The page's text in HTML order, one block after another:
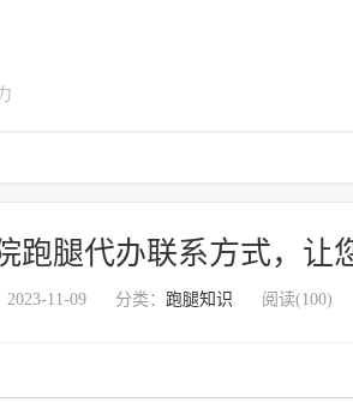
跑腿代办联系方式，让
2023-11-09 分类： 跑腿知识 阅读(100)